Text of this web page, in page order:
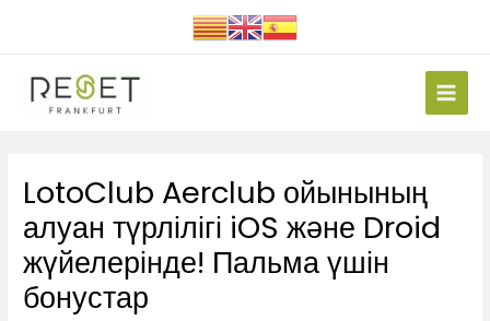
Main
LotoClub Aerclub ойынының
алуан түрлілігі iOS және Droid
жүйелерінде! Пальма үшін
бонустар
de
entradas